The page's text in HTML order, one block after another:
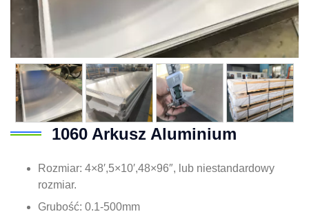
1060 Arkusz Aluminium
Rozmiar: 4×8′,5×10′,48×96″, lub niestandardowy
rozmiar.
Grubość: 0.1-500mm